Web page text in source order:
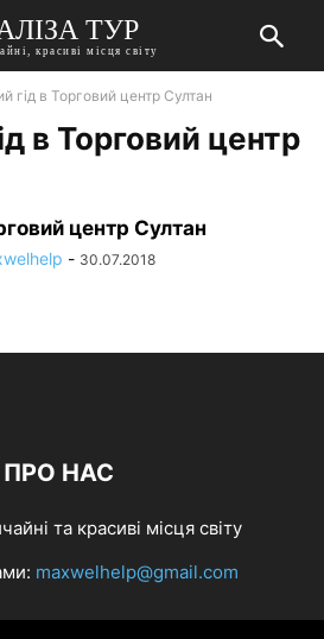
ТУР
красиві місця світу
гід в Торговий центр Султан
в Торговий центр
центр Султан
- 30.07.2018
ПРО НАС
та красиві місця світу
maxwelhelp@gmail.com